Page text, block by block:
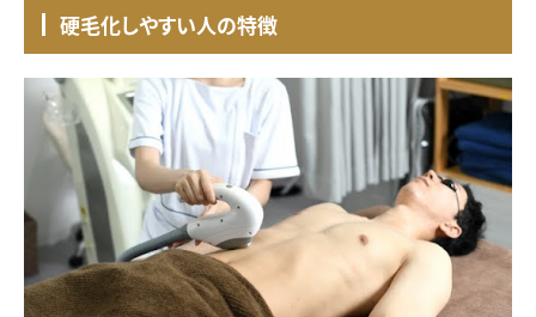
硬毛化しやすい人の特徴